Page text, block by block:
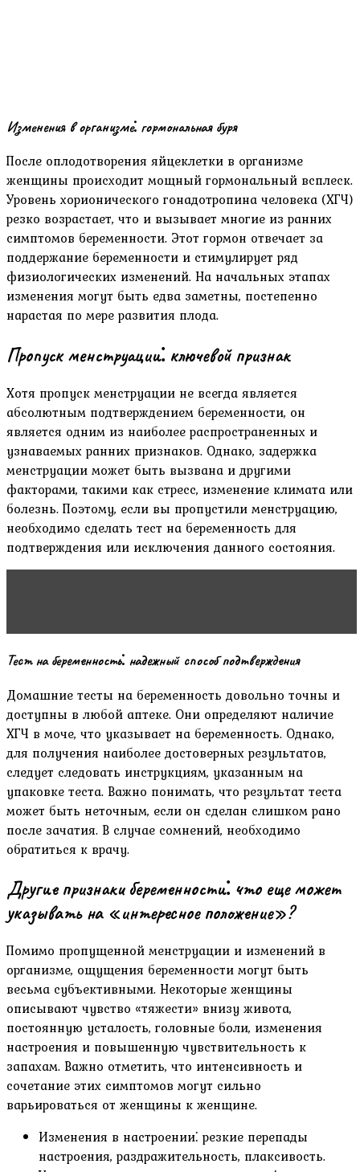
Изменения в организме⁚ гормональная буря
После оплодотворения яйцеклетки в организме
женщины происходит мощный гормональный всплеск.
Уровень хорионического гонадотропина человека (ХГЧ)
резко возрастает‚ что и вызывает многие из ранних
симптомов беременности. Этот гормон отвечает за
поддержание беременности и стимулирует ряд
физиологических изменений. На начальных этапах
изменения могут быть едва заметны‚ постепенно
нарастая по мере развития плода.
Пропуск менструации⁚ ключевой признак
Хотя пропуск менструации не всегда является
абсолютным подтверждением беременности‚ он
является одним из наиболее распространенных и
узнаваемых ранних признаков. Однако‚ задержка
менструации может быть вызвана и другими
факторами‚ такими как стресс‚ изменение климата или
болезнь. Поэтому‚ если вы пропустили менструацию‚
необходимо сделать тест на беременность для
подтверждения или исключения данного состояния.
Тест на беременность⁚ надежный способ подтверждения
Домашние тесты на беременность довольно точны и
доступны в любой аптеке. Они определяют наличие
ХГЧ в моче‚ что указывает на беременность. Однако‚
для получения наиболее достоверных результатов‚
следует следовать инструкциям‚ указанным на
упаковке теста. Важно понимать‚ что результат теста
может быть неточным‚ если он сделан слишком рано
после зачатия. В случае сомнений‚ необходимо
обратиться к врачу.
Другие признаки беременности⁚ что еще может
указывать на «интересное положение»?
Помимо пропущенной менструации и изменений в
организме‚ ощущения беременности могут быть
весьма субъективными. Некоторые женщины
описывают чувство «тяжести» внизу живота‚
постоянную усталость‚ головные боли‚ изменения
настроения и повышенную чувствительность к
запахам. Важно отметить‚ что интенсивность и
сочетание этих симптомов могут сильно
варьироваться от женщины к женщине.
Изменения в настроении⁚ резкие перепады
настроения‚ раздражительность‚ плаксивость.